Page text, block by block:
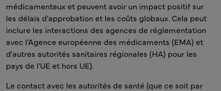
médicamenteux et peuvent avoir un impact positif sur
les délais d'approbation et les coûts globaux. Cela peut
inclure les interactions des agences de réglementation
avec l'Agence européenne des médicaments (EMA) et
d'autres autorités sanitaires régionales (HA) pour les
pays de l'UE et hors UE).
Le contact avec les autorités de santé (que ce soit par